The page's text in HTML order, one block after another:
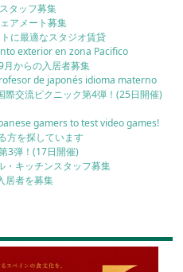
タッフ募集
アメート募集
に最適なスタジオ賃貸
exterior en zona Pacifico
月からの入居者募集
de japonés idioma materno
際交流ピクニック第4弾！(25日開催)
gamers to test video games!
方を探しています
3弾！(17日開催)
・キッチンスタッフ募集
居者を募集